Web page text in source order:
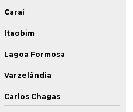
Caraí
Itaobim
Lagoa Formosa
Varzelândia
Carlos Chagas